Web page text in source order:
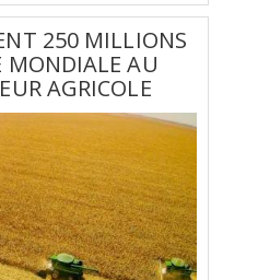
250 MILLIONS
MONDIALE AU
AGRICOLE